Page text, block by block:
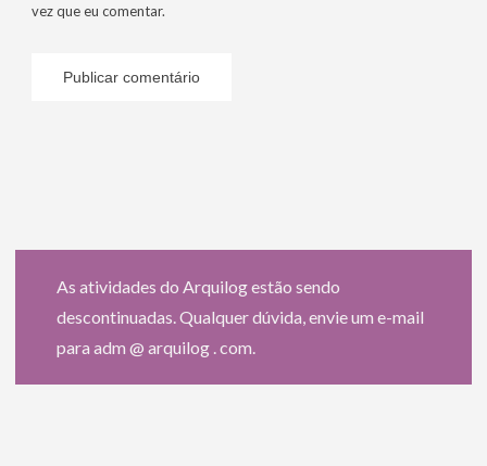
vez que eu comentar.
As atividades do Arquilog estão sendo
descontinuadas. Qualquer dúvida, envie um e-mail
para adm @ arquilog . com.